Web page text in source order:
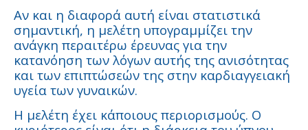
Αν και η διαφορά αυτή είναι στατιστικά
σημαντική, η μελέτη υπογραμμίζει την
ανάγκη περαιτέρω έρευνας για την
κατανόηση των λόγων αυτής της ανισότητας
και των επιπτώσεών της στην καρδιαγγειακή
υγεία των γυναικών.
Η μελέτη έχει κάποιους περιορισμούς. Ο